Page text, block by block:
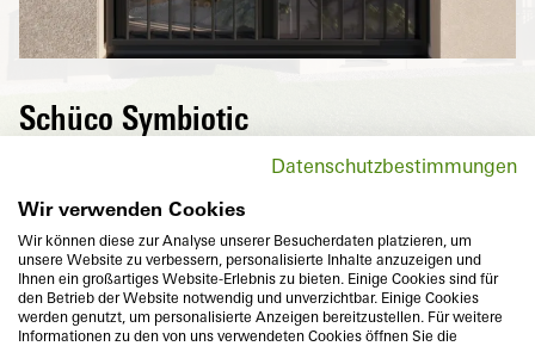
Schüco Symbiotic
A high-quality, puristic aluminium surface
insulated PVC-U on the inside – the perfect
combination of two durable materials,
which also meet individual design and
colour requirements with their flush-fitted
appearance.
Datenschutzbestimmungen
Wir verwenden Cookies
Wir können diese zur Analyse unserer Besucherdaten platzieren, um
unsere Website zu verbessern, personalisierte Inhalte anzuzeigen und
Ihnen ein großartiges Website-Erlebnis zu bieten. Einige Cookies sind für
den Betrieb der Website notwendig und unverzichtbar. Einige Cookies
werden genutzt, um personalisierte Anzeigen bereitzustellen. Für weitere
Informationen zu den von uns verwendeten Cookies öffnen Sie die